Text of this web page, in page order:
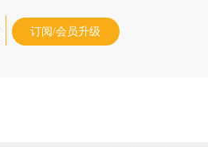
订阅/会员升级